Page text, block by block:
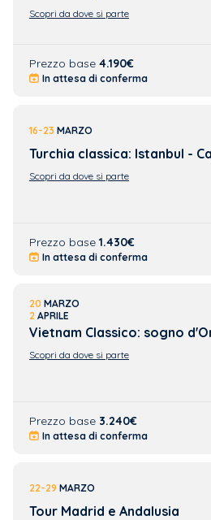
Scopri da dove si parte
Prezzo base 4.190€
In attesa di conferma
16-23 MARZO
Turchia classica: Istanbul -
Scopri da dove si parte
Prezzo base 1.430€
In attesa di conferma
20 MARZO
2 APRILE
Vietnam Classico: sogno
Scopri da dove si parte
Prezzo base 3.240€
In attesa di conferma
22-29 MARZO
Tour Madrid e Andalusia